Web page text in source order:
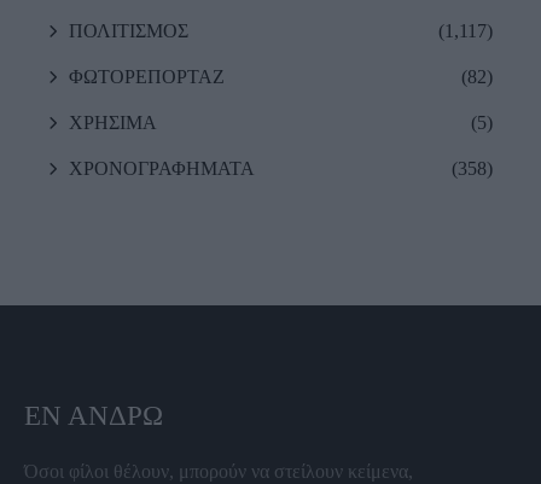
ΠΟΛΙΤΙΣΜΟΣ (1,117)
ΦΩΤΟΡΕΠΟΡΤΑΖ (82)
ΧΡΗΣΙΜΑ (5)
ΧΡΟΝΟΓΡΑΦΗΜΑΤΑ (358)
ΕΝ ΆΝΔΡΩ
Όσοι φίλοι θέλουν, μπορούν να στείλουν κείμενα,